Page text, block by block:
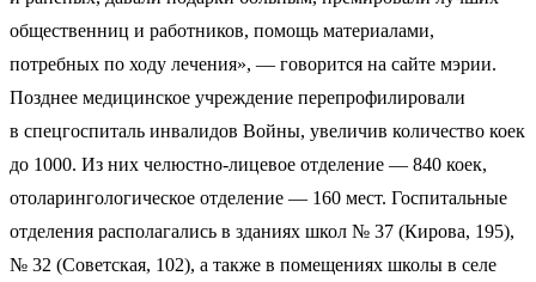
общественниц и работников, помощь материалами,
потребных по ходу лечения», — говорится на сайте мэрии.
Позднее медицинское учреждение перепрофилировали
в спецгоспиталь инвалидов Войны, увеличив количество коек
до 1000. Из них челюстно-лицевое отделение — 840 коек,
отоларингологическое отделение — 160 мест. Госпитальные
отделения располагались в зданиях школ № 37 (Кирова, 195),
№ 32 (Советская, 102), а также в помещениях школы в селе